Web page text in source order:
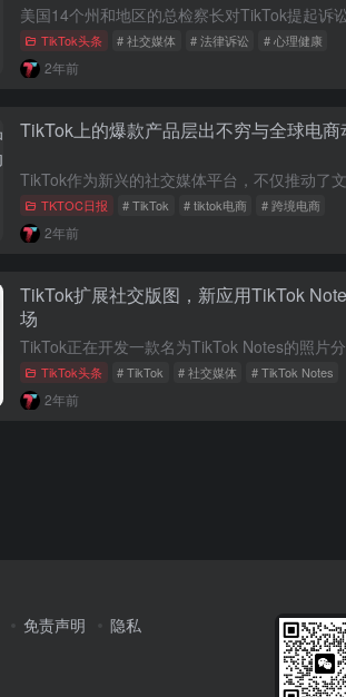
TikTok头条 # 社交媒体 # 法律诉讼 # 心理健康
2年前
TikTok上的爆款产品层出不穷与全球电商
TKTOC日报 # TikTok # tiktok电商 # 跨境电商
2年前
TikTok扩展社交版图，新应用TikTok
场
TikTok头条 # TikTok # 社交媒体 # TikTok Notes
2年前
免责声明
隐私